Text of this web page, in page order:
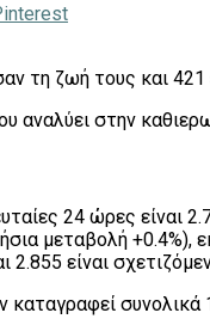
τη ζωή τους και 421
αναλύει στην
24 ώρες είναι
μεταβολή
είναι